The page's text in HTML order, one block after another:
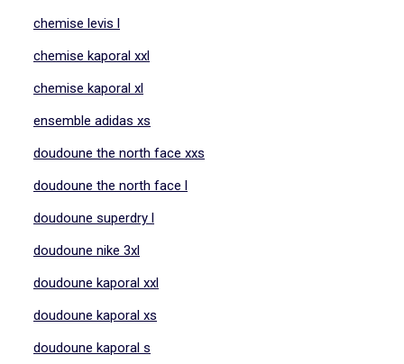
chemise levis l
chemise kaporal xxl
chemise kaporal xl
ensemble adidas xs
doudoune the north face xxs
doudoune the north face l
doudoune superdry l
doudoune nike 3xl
doudoune kaporal xxl
doudoune kaporal xs
doudoune kaporal s